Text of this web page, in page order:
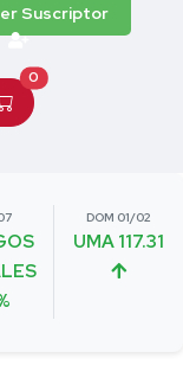
Suscriptor
0
DOM 01/02
UMA 117.31